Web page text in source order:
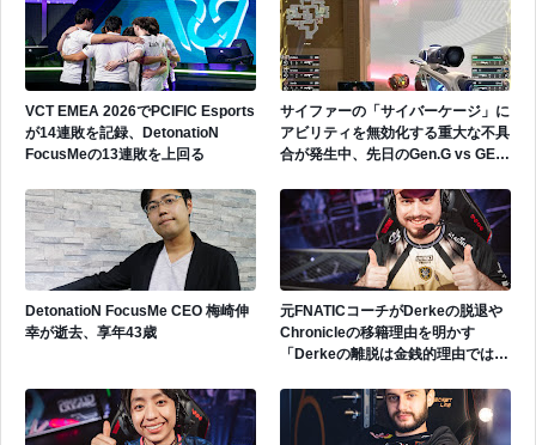
VCT EMEA 2026でPCIFIC Esports
が14連敗を記録、DetonatioN
FocusMeの13連敗を上回る
サイファーの「サイバーケージ」に
アビリティを無効化する重大な不具
合が発生中、先日のGen.G vs GEで
DetonatioN FocusMe CEO 梅崎伸
幸が逝去、享年43歳
元FNATICコーチがDerkeの脱退や
Chronicleの移籍理由を明かす
「Derkeの離脱は金銭的理由ではな